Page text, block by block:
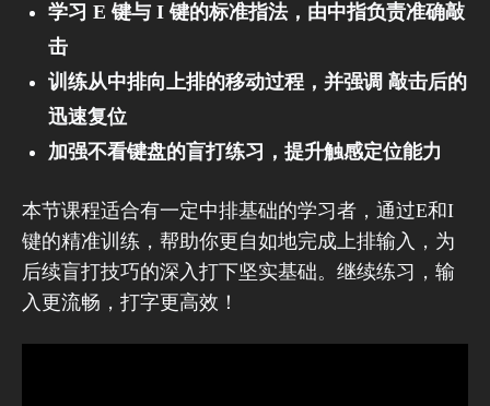
学习 E 键与 I 键的标准指法，由中指负责准确敲
击
训练从中排向上排的移动过程，并强调 敲击后的
迅速复位
加强不看键盘的盲打练习，提升触感定位能力
本节课程适合有一定中排基础的学习者，通过E和I
键的精准训练，帮助你更自如地完成上排输入，为
后续盲打技巧的深入打下坚实基础。继续练习，输
入更流畅，打字更高效！